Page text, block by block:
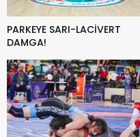
PARKEYE SARI-LACİVERT
DAMGA!